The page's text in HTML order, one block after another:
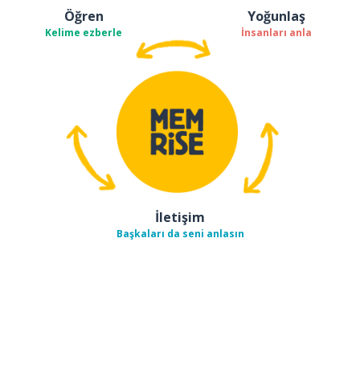
Öğren
Kelime ezberle
Yoğunlaş
İnsanları anla
İletişim
Başkaları da seni anlasın